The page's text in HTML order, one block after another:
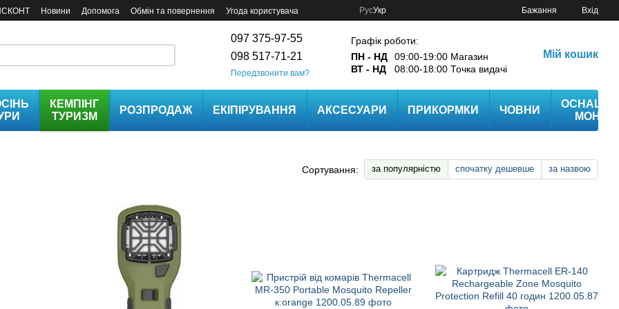
Новини Допомога Обмін та повернення Угода користувача РусУкр Бажання Вхід
097 375-97-55
098 517-71-21
Передзвонити вам?
Графік роботи:
ПН - НД
09:00-19:00 Магазин
ВТ - НД
08:00-18:00 Точка видачі
Мій кошик
КЕМПІНГ
ТУРИЗМ
РОЗПРОДАЖ ЕКІПІРУВАННЯ АКСЕСУАРИ ПРИКОРМКИ ЧОВНИ
Сортування: за популярністю спочатку дешевше за назвою